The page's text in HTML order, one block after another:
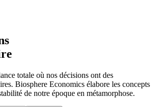
totale où nos décisions ont des
. Biosphere Economics élabore les concepts
de notre époque en métamorphose.